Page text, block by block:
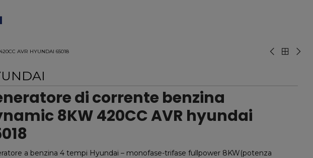
AVR HYUNDAI 65018
di corrente benzina
8KW 420CC AVR hyundai
a benzina 4 tempi Hyundai – monofase-trifase fullpower 8KW(potenza